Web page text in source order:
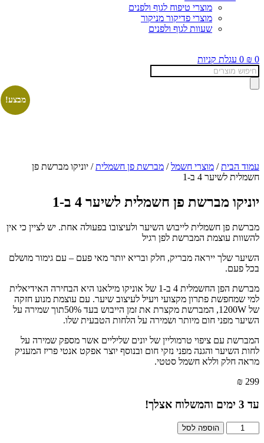
מוצרי טיפוח לגוף ולפנים
מוצרי פדיקור מניקור
שעוות לגוף ולפנים
₪ 0
0 עגלת קניות
Products
search
עמוד הבית/ מוצרי חשמל/ מברשת פן חשמלית/ יוניקו מברשת פן
חשמלית לשיער 4 ב-1
יוניקו מברשת פן חשמלית לשיער 4 ב-1
מברשת פן חשמלית לייבוש השיער ולעיצובו בפעולה אחת. יש לציין כי אין
להשוות עוצמת המברשת לפן רגיל
השיער שלך ייראה מבריק, חלק ובריא יותר מאי פעם – עם גימור מושלם
בכל פעם.
מברשת הפן החשמלית 4 ב-1 של אוניקו מילאנו היא הבחירה האידיאלית
למי שמחפשת פתרון מקצועי ויעיל לעיצוב שיער. עם עוצמת מנוע חזקה
של 1200W, המברשת מקצרת את זמן הייבוש בעד 50%תוך שמירה על
השיער מפני חום מיותר ושמירה על הלחות הטבעית שלו.
המברשת עם ציפוי טרמוליין של יונים שליליים אשר מספק שמירה על
לחות השיער והגנה מפני נזקי חום ובנוסף יוצר אפקט אנטי פריז המעניק
מראה חלק וללא חשמל סטטי.
₪ 299
עד 3 ימים והמשלוח אצלך!
כמות
של
הוספה לסל
מבצע!